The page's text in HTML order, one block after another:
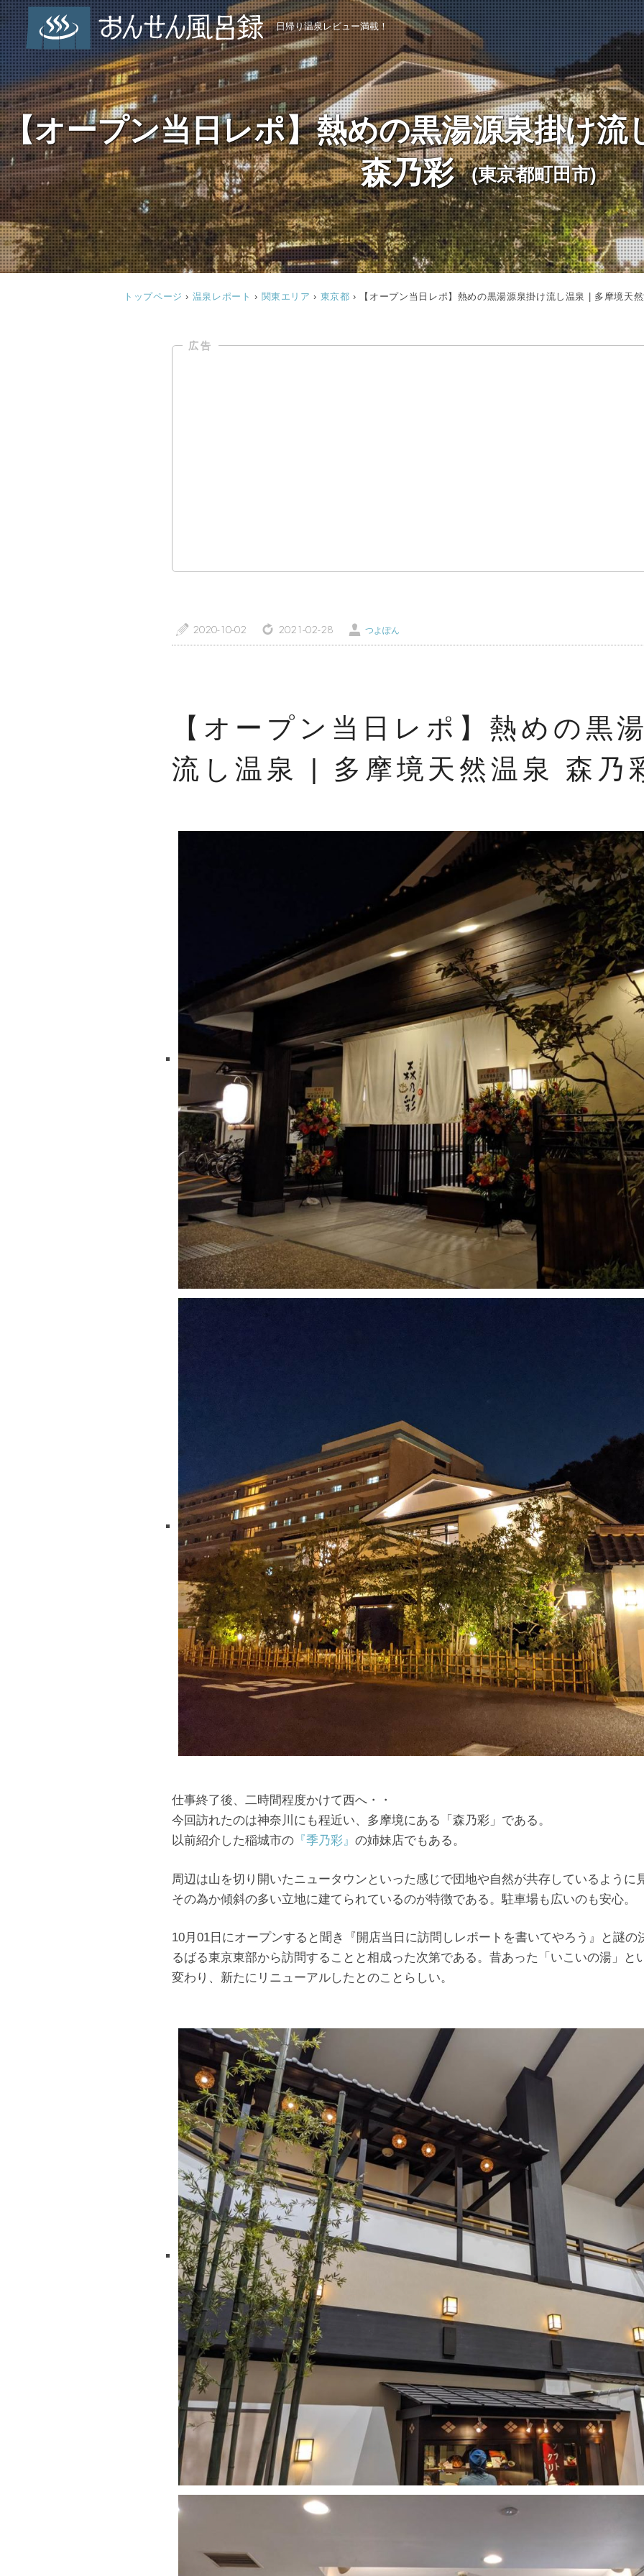
トップページ
日帰り温泉レビュー満載！
【オープン当日レポ】熱めの黒湯源泉掛け流
森乃彩
(東京都町田市)
トップページ › 温泉レポート › 関東エリア › 東京都 › 【オープン当日レポ】熱めの黒湯源泉掛け流し温泉 | 多摩境天
a 2020-10-02 z 2021-02-28 Ü つよぽん
【オープン当日レポ】熱めの黒
流し温泉 | 多摩境天然温泉 森乃
仕事終了後、二時間程度かけて西へ・・
今回訪れたのは神奈川にも程近い、多摩境にある「森乃彩」である。
以前紹介した稲城市の 『季乃彩』 の姉妹店でもある。
周辺は山を切り開いたニュータウンといった感じで団地や自然が共存しているように
その為か傾斜の多い立地に建てられているのが特徴である。駐車場も広いのも安心。
10月01日にオープンすると聞き『開店当日に訪問しレポートを書いてやろう』と謎の
るばる東京東部から訪問することと相成った次第である。昔あった「いこいの湯」と
変わり、新たにリニューアルしたとのことらしい。